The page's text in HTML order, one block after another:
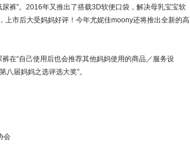
裤”。2016年又推出了搭载3D软便口袋，解决母乳宝宝软
上市后大受妈妈好评！今年尤妮佳moony还将推出全新的高
“自己使用后也会推荐其他妈妈使用的商品／服务设
八届妈妈之选评选大奖”。
会